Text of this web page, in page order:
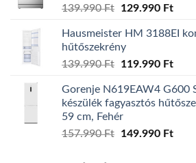
139.990Ft
Original
was:
139.990 Ft.
129.990 Ft
is:
Hausmeister HM 3188EI
hűtőszekrény
139.990Ft
Original
was:
139.990 Ft.
119.990 Ft
is:
Gorenje N619EAW4 G600
készülék fagyasztós
59 cm, Fehér
157.990Ft
Original
149.990 Ft